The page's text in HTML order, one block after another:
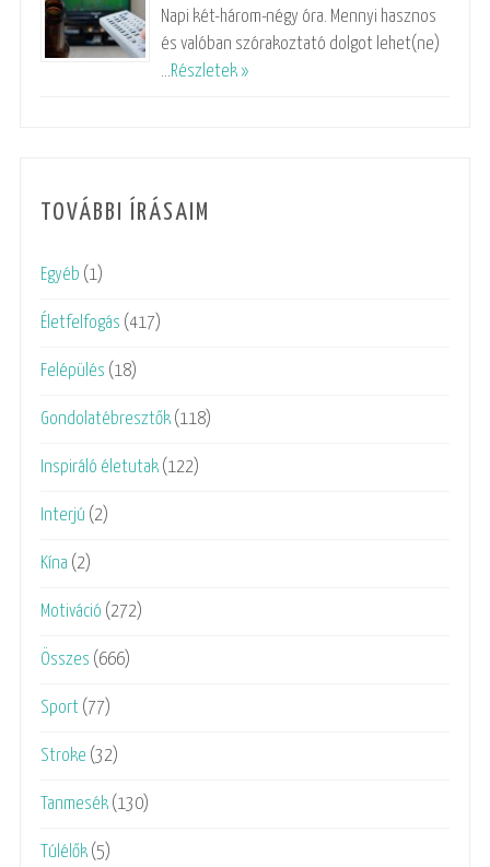
Napi két-három-négy óra. Mennyi hasznos
és valóban szórakoztató dolgot lehet(ne)
…Részletek »
TOVÁBBI ÍRÁSAIM
Egyéb (1)
Életfelfogás (417)
Felépülés (18)
Gondolatébresztők (118)
Inspiráló életutak (122)
Interjú (2)
Kína (2)
Motiváció (272)
Összes (666)
Sport (77)
Stroke (32)
Tanmesék (130)
Túlélők (5)